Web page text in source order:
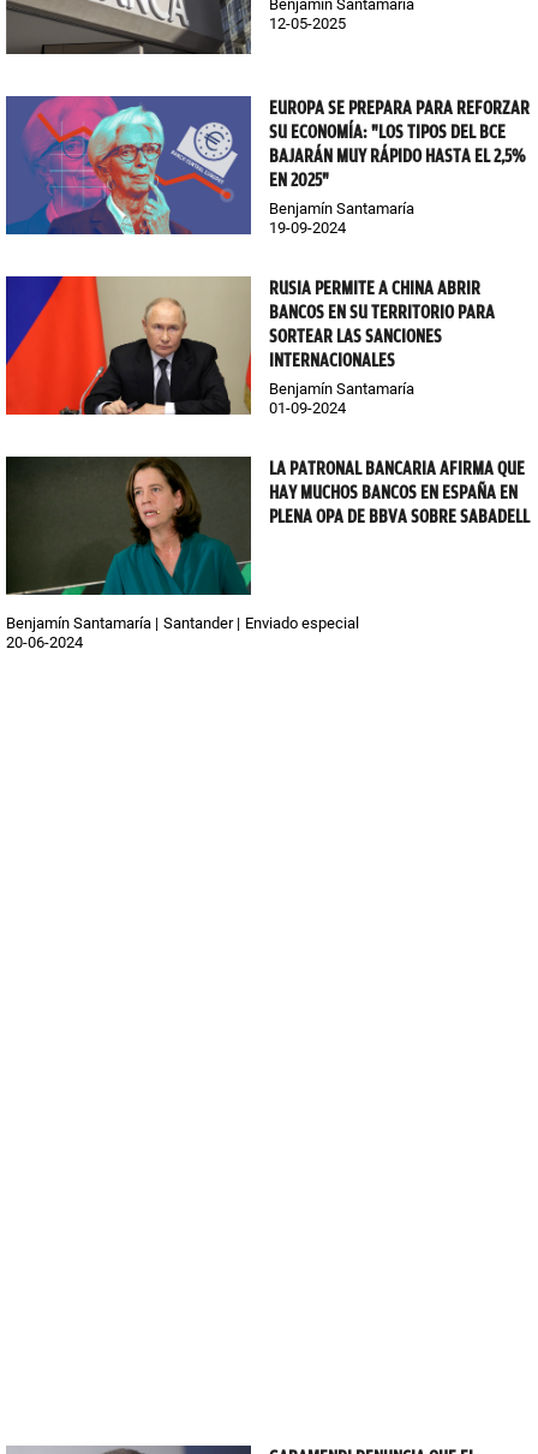
Benjamín Santamaría
12-05-2025
EUROPA SE PREPARA PARA REFORZAR
SU ECONOMÍA: "LOS TIPOS DEL BCE
BAJARÁN MUY RÁPIDO HASTA EL 2,5%
EN 2025"
Benjamín Santamaría
19-09-2024
RUSIA PERMITE A CHINA ABRIR
BANCOS EN SU TERRITORIO PARA
SORTEAR LAS SANCIONES
INTERNACIONALES
Benjamín Santamaría
01-09-2024
LA PATRONAL BANCARIA AFIRMA QUE
HAY MUCHOS BANCOS EN ESPAÑA EN
PLENA OPA DE BBVA SOBRE SABADELL
Benjamín Santamaría Santander
Enviado especial
20-06-2024